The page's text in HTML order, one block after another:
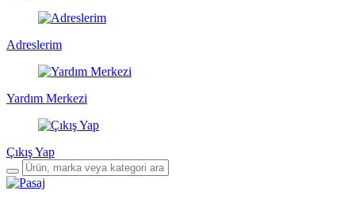
Adreslerim
Yardım Merkezi
Çıkış Yap